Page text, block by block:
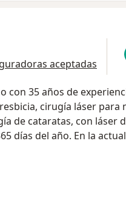
aceptadas
con 35 años de
cirugía láser para
de cataratas, con láser
días del año. En la